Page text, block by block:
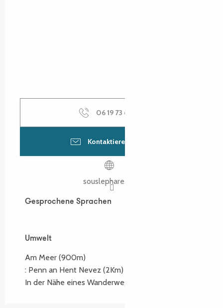
06 19 73 64
Kontaktieren Sie uns
souslephare.com
Gesprochene Sprachen
Gesprochene Sprachen
Umwelt
Umwelt
Am Meer (900m)
: Penn an Hent Nevez (2Km)
In der Nähe eines Wanderwegs :